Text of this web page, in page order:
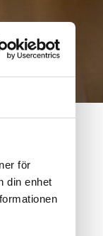
för
din enhet